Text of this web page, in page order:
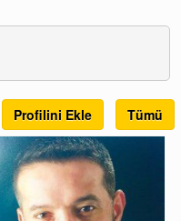
Profilini Ekle Tümü